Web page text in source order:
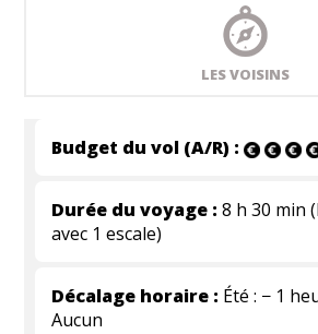
LES VOISINS
Budget du vol (A/R) :
Durée du voyage : 8 h 30 min
avec 1 escale)
Décalage horaire : Été : − 1
Aucun